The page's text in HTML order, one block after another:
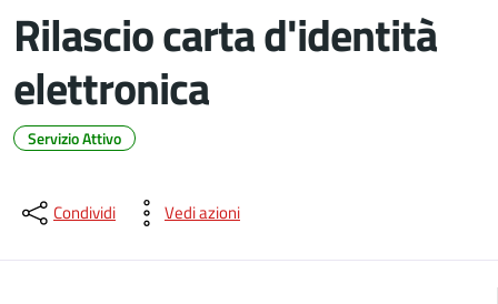
Rilascio carta d'identità
elettronica
Servizio Attivo
Condividi Vedi azioni